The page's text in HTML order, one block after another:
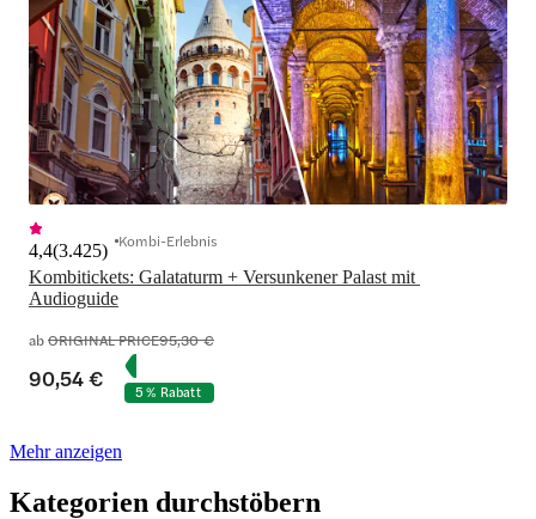
Kombitickets: Galataturm + Versunkener Palast mit
Audioguide
4,4(3.425) Kombi-Erlebnis
abORIGINAL PRICE95,30 €
90,54 € 5 % Rabatt
Mehr anzeigen
Kategorien durchstöbern